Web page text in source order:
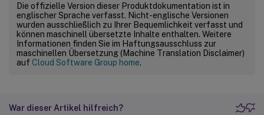
Die offizielle Version dieser Produktdokumentation ist in
englischer Sprache verfasst. Nicht-englische Versionen
wurden ausschließlich zu Ihrer Bequemlichkeit verfasst und
können maschinell übersetzte Inhalte enthalten. Weitere
Informationen finden Sie im Haftungsausschluss zur
maschinellen Übersetzung (Machine Translation Disclaimer)
auf Cloud Software Group home.
War dieser Artikel hilfreich?